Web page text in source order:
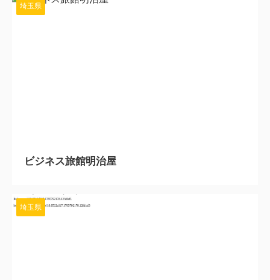
埼玉県
ビジネス旅館明治屋
埼玉県